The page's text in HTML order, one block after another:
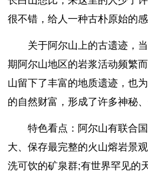
很不错，给人一种古朴原始的感
关于阿尔山上的古遗迹，
期阿尔山地区的岩浆活动频繁
山留下了丰富的地质遗迹，也
的自然财富，形成了许多神秘、
特色看点：阿尔山有联合
大、保存最完整的火山熔岩景
洗可饮的矿泉群;有世界罕见的